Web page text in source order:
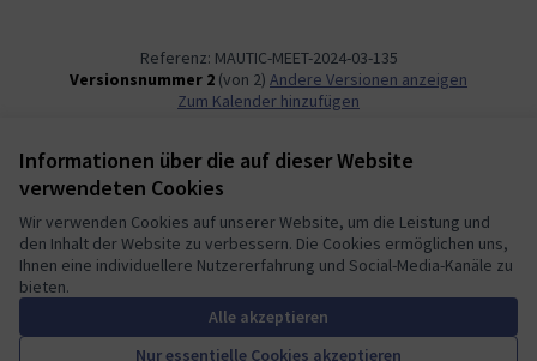
Informationen über die auf dieser Website
verwendeten Cookies
Wir verwenden Cookies auf unserer Website, um die Leistung und
den Inhalt der Website zu verbessern. Die Cookies ermöglichen uns,
Ihnen eine individuellere Nutzererfahrung und Social-Media-Kanäle zu
bieten.
Alle akzeptieren
Nur essentielle Cookies akzeptieren
Referenz: MAUTIC-MEET-2024-03-135
Versionsnummer 2 (von 2)
Andere Versionen anzeigen
Zum Kalender hinzufügen
Nutzungsbedingungen
Cookie Einstellungen
Mautic Community Portal auf X
(Externer Link)
Mautic Community Portal auf Facebook
(Externer Link)
Mautic Community Portal auf Instagram
(Externer Link)
Mautic Community Portal auf YouTube
(Externer Link)
Mautic Community Portal auf GitHub
(Externer Link)
Deutsch
Sprache wählenChoose languageEscolher idiomaElegir el idioma